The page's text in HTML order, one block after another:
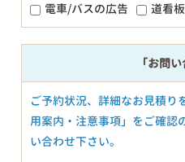
電車/バスの広告
道看板
「お問
ご予約状況、詳細なお見積り
用案内・注意事項」をご確認
い合わせ下さい。